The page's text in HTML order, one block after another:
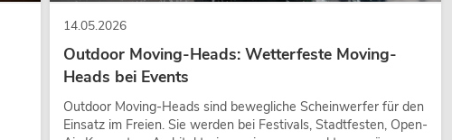
14.05.2026
Outdoor Moving-Heads: Wetterfeste Moving-
Heads bei Events
Outdoor Moving-Heads sind bewegliche Scheinwerfer für den
Einsatz im Freien. Sie werden bei Festivals, Stadtfesten, Open-